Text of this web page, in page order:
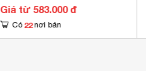
Giá từ 583.000 đ
Có 22 nơi bán